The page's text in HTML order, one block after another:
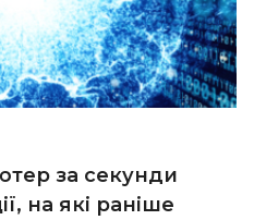
за секунди
на які раніше